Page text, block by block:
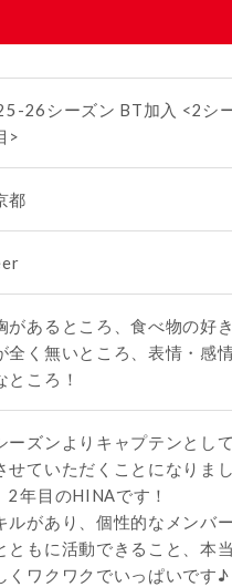
26シーズン BT加入 <2シ
>
都
があるところ、食べ物の好
全く無いところ、表情・感
ところ！
ーズンよりキャプテンとし
せていただくことになりま
2年目のHINAです！
ルがあり、個性的なメンバ
ともに活動できること、本
くワクワクでいっぱいです♪